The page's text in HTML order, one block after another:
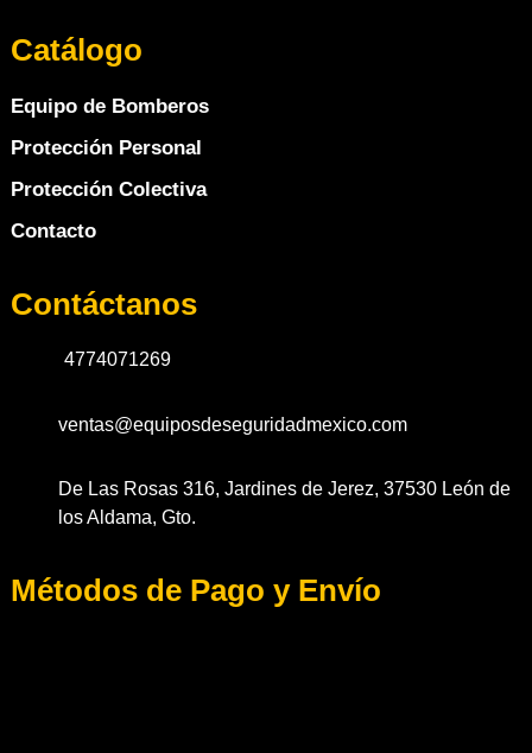
Catálogo
Equipo de Bomberos
Protección Personal
Protección Colectiva
Contacto
Contáctanos
4774071269
ventas@equiposdeseguridadmexico.com
De Las Rosas 316, Jardines de Jerez, 37530 León de
los Aldama, Gto.
Métodos de Pago y Envío